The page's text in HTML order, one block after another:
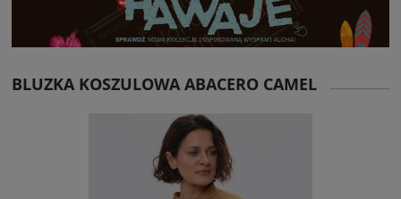
BLUZKA KOSZULOWA ABACERO CAMEL